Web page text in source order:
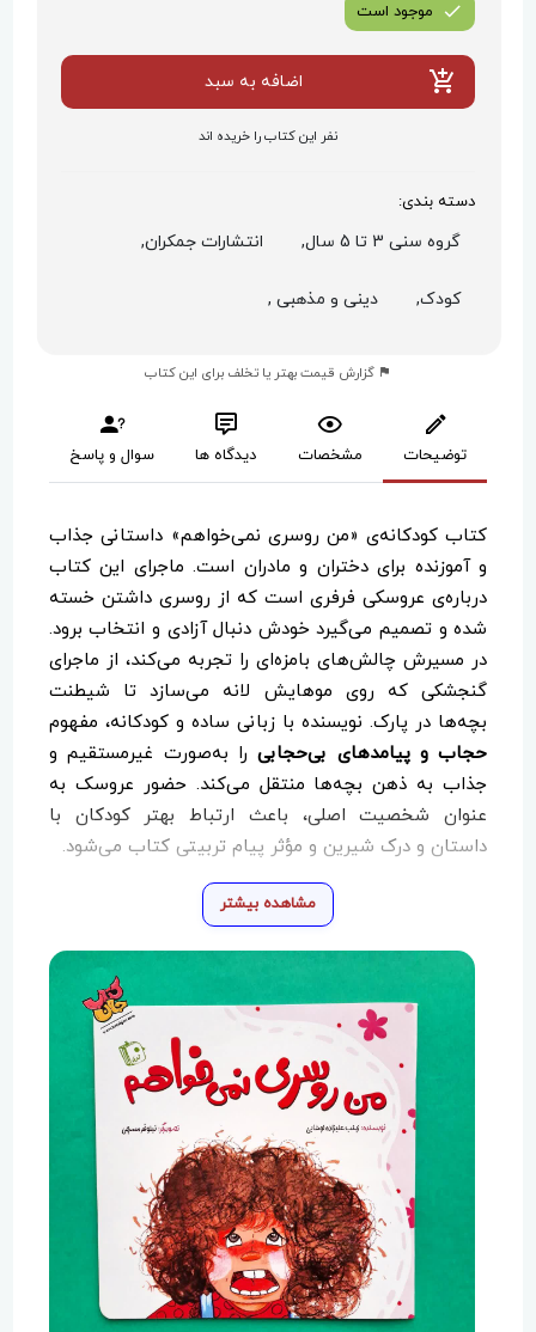
موجود است
اضافه به سبد
نفر این کتاب را خریده اند
دسته بندی:
گروه سنی 3 تا 5 سال, انتشارات جمکران,
کودک, دینی و مذهبی ,
گزارش قیمت بهتر یا تخلف برای این کتاب
توضیحات مشخصات دیدگاه ها سوال و پاسخ
کتاب کودکانه‌ی «من روسری نمی‌خواهم» داستانی جذاب
و آموزنده برای دختران و مادران است. ماجرای این کتاب
درباره‌ی عروسکی فرفری است که از روسری داشتن خسته
شده و تصمیم می‌گیرد خودش دنبال آزادی و انتخاب برود.
در مسیرش چالش‌های بامزه‌ای را تجربه می‌کند، از ماجرای
گنجشکی که روی موهایش لانه می‌سازد تا شیطنت
بچه‌ها در پارک. نویسنده با زبانی ساده و کودکانه، مفهوم
حجاب و پیامدهای بی‌حجابیرا به‌صورت غیرمستقیم و
جذاب به ذهن بچه‌ها منتقل می‌کند. حضور عروسک به
عنوان شخصیت اصلی، باعث ارتباط بهتر کودکان با
داستان و درک شیرین و مؤثر پیام تربیتی کتاب می‌شود.
مشاهده بیشتر